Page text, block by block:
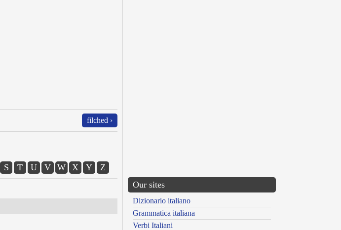
filched ›
S T U V W X Y Z
Our sites
Dizionario italiano
Grammatica italiana
Verbi Italiani